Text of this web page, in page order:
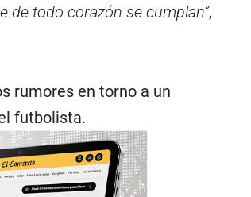
de todo corazón se cumplan”,
rumores en torno a un
futbolista.